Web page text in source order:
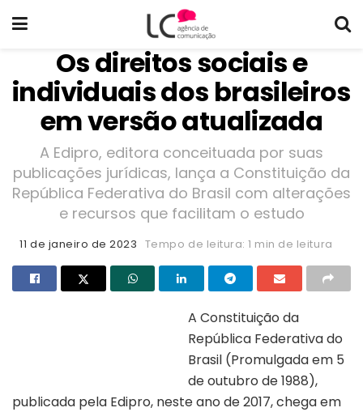
Os direitos sociais e
individuais dos brasileiros
em versão atualizada
A Edipro, editora conceituada por suas
publicações jurídicas, lança a Constituição da
República Federativa do Brasil com alterações
e recursos que facilitam o estudo
11 de janeiro de 2023 Tempo de leitura: 1 min de leitura
A Constituição da
República Federativa do
Brasil (Promulgada em 5
de outubro de 1988),
publicada pela Edipro, neste ano de 2017, chega em